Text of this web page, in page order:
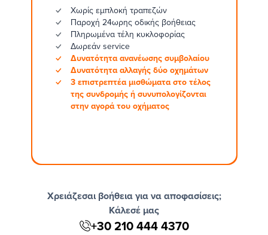
Χωρίς εμπλοκή τραπεζών
Παροχή 24ωρης οδικής βοήθειας
Πληρωμένα τέλη κυκλοφορίας
Δωρεάν service
Δυνατότητα ανανέωσης συμβολαίου
Δυνατότητα αλλαγής δύο οχημάτων
3 επιστρεπτέα μισθώματα στο τέλος
της συνδρομής ή συνυπολογίζονται
στην αγορά του οχήματος
Χρειάζεσαι βοήθεια για να αποφασίσεις;
Κάλεσέ μας
+30 210 444 4370